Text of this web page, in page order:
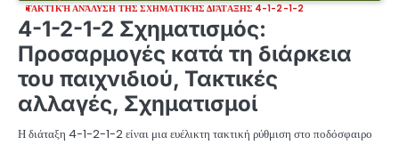
ΤΑΚΤΙΚΉ ΑΝΆΛΥΣΗ ΤΗΣ ΣΧΗΜΑΤΙΚΉΣ ΔΙΆΤΑΞΗΣ 4-1-2-1-2
4-1-2-1-2 Σχηματισμός:
Προσαρμογές κατά τη διάρκεια
του παιχνιδιού, Τακτικές
αλλαγές, Σχηματισμοί
Η διάταξη 4-1-2-1-2 είναι μια ευέλικτη τακτική ρύθμιση στο ποδόσφαιρο